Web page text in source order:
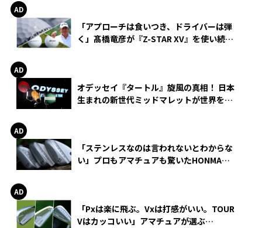
「アプローチは食いつき、ドライバーは弾
く」髙橋竜彦が『Z-STAR XV』を使い続け
オデッセイ『タートル』旋風の真相！ 日本
生まれの新世代ミッドマレットが世界を席
「ステンレスなのは言われないとわからな
い」プロもアマチュアも驚いたHONMA
「Pxは楽に飛ぶ。Vxは打感がいい。TOUR
Vはカッコいい」アマチュアが選ぶ